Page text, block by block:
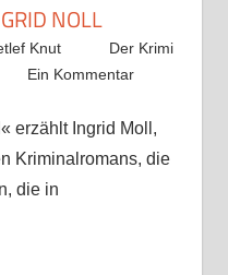
NOLL
Knut
Der Krimi
Ein Kommentar
erzählt Ingrid Moll,
Kriminalromans, die
die in